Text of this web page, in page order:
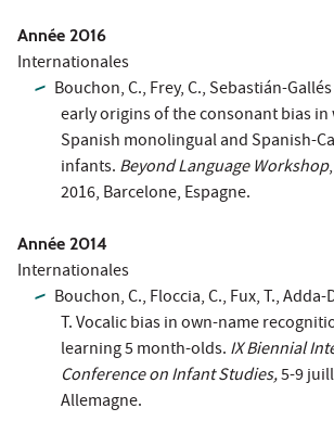
Année 2016
Internationales
Bouchon, C., Frey, C., Sebastián-
early origins of the consonant bias
Spanish monolingual and Spanish-
infants. Beyond Language Workshop
2016, Barcelone, Espagne.
Année 2014
Internationales
Bouchon, C., Floccia, C., Fux, T., Adda-
T. Vocalic bias in own-name
learning 5 month-olds. IX Biennial
Conference on Infant Studies,5-9
Allemagne.